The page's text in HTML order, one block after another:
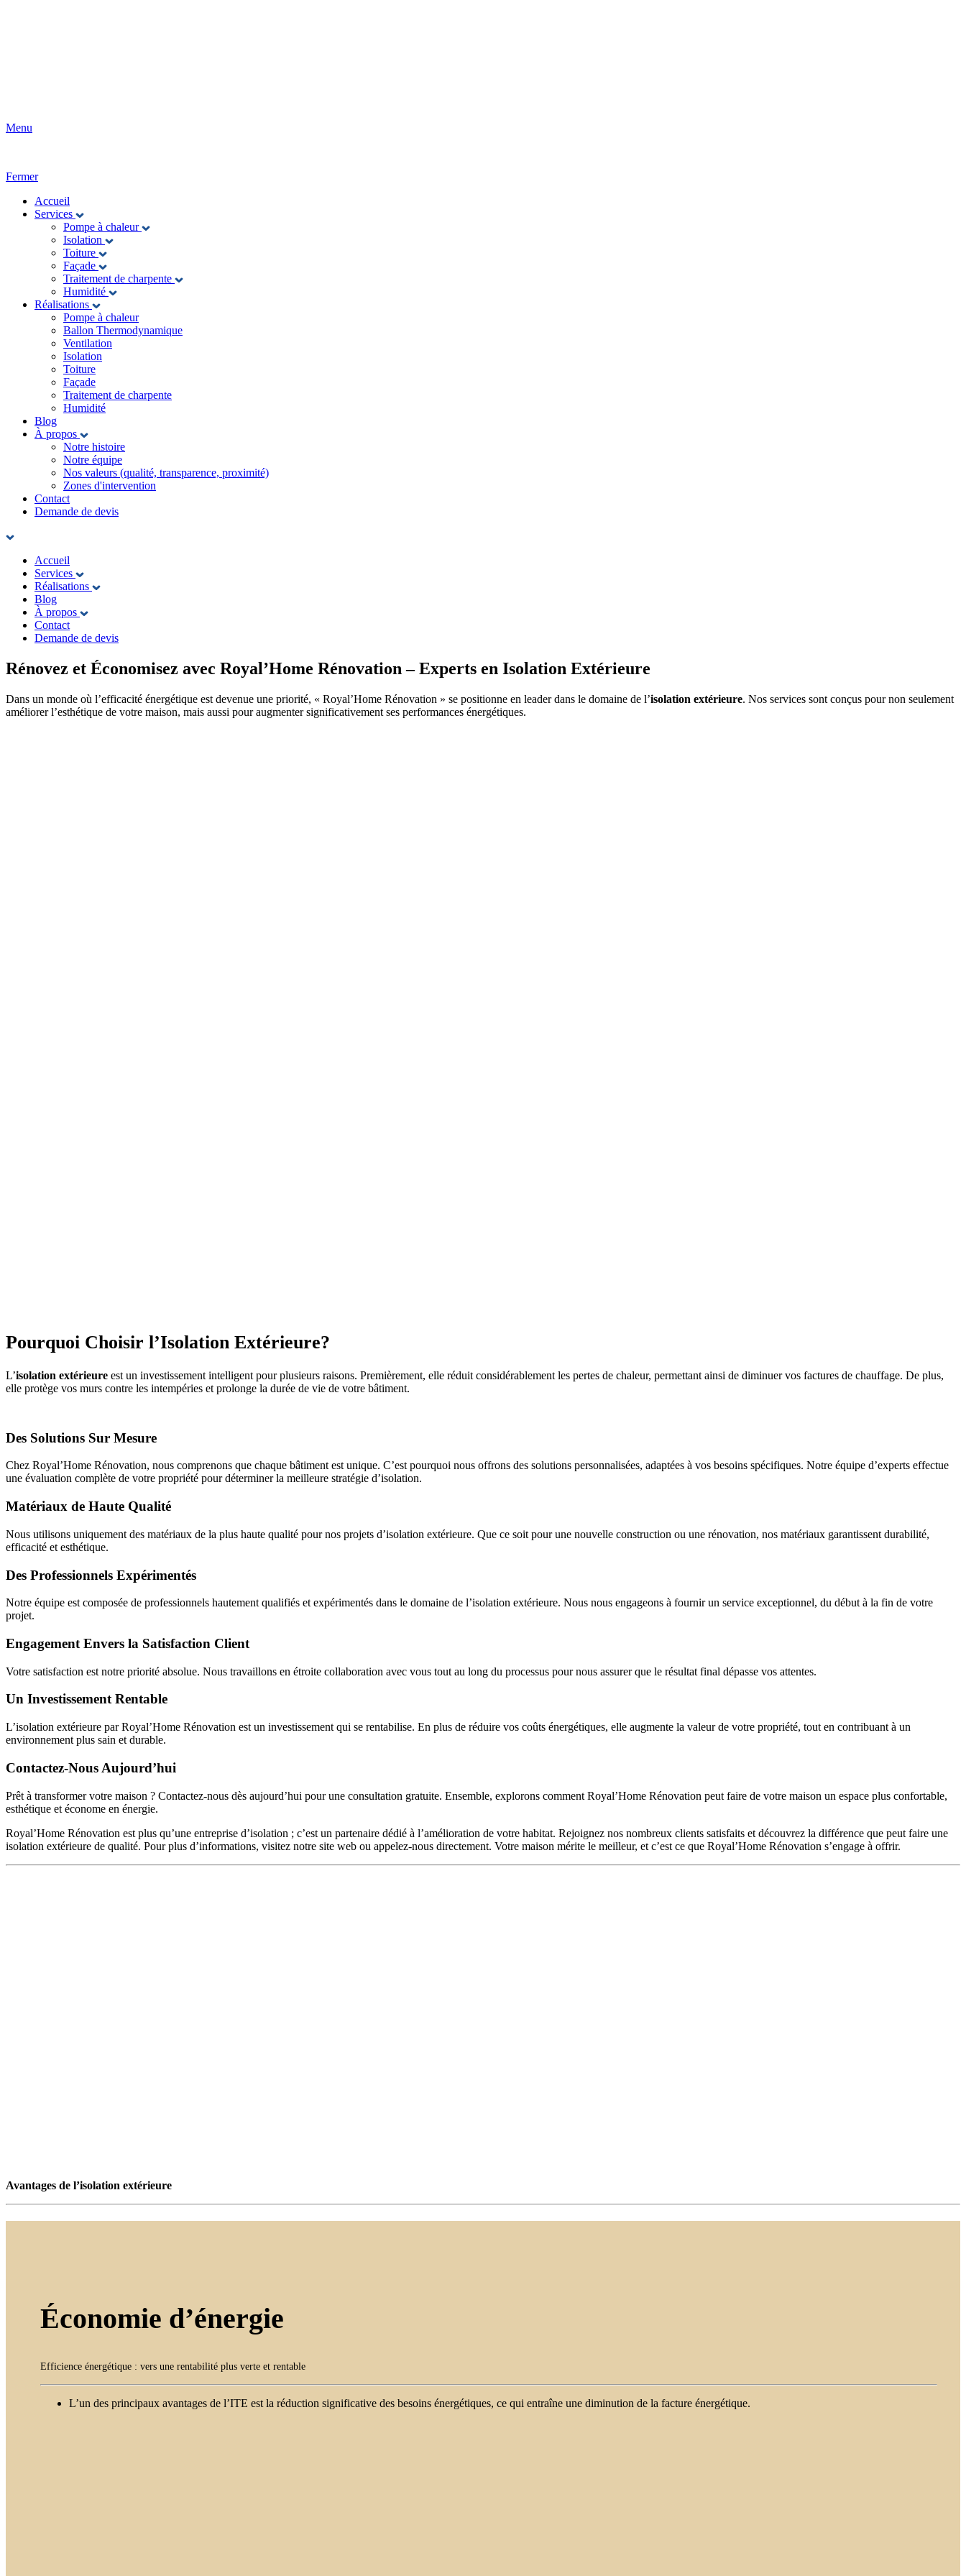
Menu
Fermer
Accueil
Services
Pompe à chaleur
Isolation
Toiture
Façade
Traitement de charpente
Humidité
Réalisations
Pompe à chaleur
Ballon Thermodynamique
Ventilation
Isolation
Toiture
Façade
Traitement de charpente
Humidité
Blog
À propos
Notre histoire
Notre équipe
Nos valeurs (qualité, transparence, proximité)
Zones d'intervention
Contact
Demande de devis
Accueil
Services
Réalisations
Blog
À propos
Contact
Demande de devis
Rénovez et Économisez avec Royal’Home Rénovation – Experts en Isolation Extérieure
Dans un monde où l’efficacité énergétique est devenue une priorité, « Royal’Home Rénovation » se positionne en leader dans le domaine de l’isolation extérieure. Nos services sont conçus pour non seulement
améliorer l’esthétique de votre maison, mais aussi pour augmenter significativement ses performances énergétiques.
Pourquoi Choisir l’Isolation Extérieure?
L’isolation extérieure est un investissement intelligent pour plusieurs raisons. Premièrement, elle réduit considérablement les pertes de chaleur, permettant ainsi de diminuer vos factures de chauffage. De plus,
elle protège vos murs contre les intempéries et prolonge la durée de vie de votre bâtiment.
Des Solutions Sur Mesure
Chez Royal’Home Rénovation, nous comprenons que chaque bâtiment est unique. C’est pourquoi nous offrons des solutions personnalisées, adaptées à vos besoins spécifiques. Notre équipe d’experts effectue
une évaluation complète de votre propriété pour déterminer la meilleure stratégie d’isolation.
Matériaux de Haute Qualité
Nous utilisons uniquement des matériaux de la plus haute qualité pour nos projets d’isolation extérieure. Que ce soit pour une nouvelle construction ou une rénovation, nos matériaux garantissent durabilité,
efficacité et esthétique.
Des Professionnels Expérimentés
Notre équipe est composée de professionnels hautement qualifiés et expérimentés dans le domaine de l’isolation extérieure. Nous nous engageons à fournir un service exceptionnel, du début à la fin de votre
projet.
Engagement Envers la Satisfaction Client
Votre satisfaction est notre priorité absolue. Nous travaillons en étroite collaboration avec vous tout au long du processus pour nous assurer que le résultat final dépasse vos attentes.
Un Investissement Rentable
L’isolation extérieure par Royal’Home Rénovation est un investissement qui se rentabilise. En plus de réduire vos coûts énergétiques, elle augmente la valeur de votre propriété, tout en contribuant à un
environnement plus sain et durable.
Contactez-Nous Aujourd’hui
Prêt à transformer votre maison ? Contactez-nous dès aujourd’hui pour une consultation gratuite. Ensemble, explorons comment Royal’Home Rénovation peut faire de votre maison un espace plus confortable,
esthétique et économe en énergie.
Royal’Home Rénovation est plus qu’une entreprise d’isolation ; c’est un partenaire dédié à l’amélioration de votre habitat. Rejoignez nos nombreux clients satisfaits et découvrez la différence que peut faire une
isolation extérieure de qualité. Pour plus d’informations, visitez notre site web ou appelez-nous directement. Votre maison mérite le meilleur, et c’est ce que Royal’Home Rénovation s’engage à offrir.
Avantages de l’isolation extérieure
Économie d’énergie
Efficience énergétique : vers une rentabilité plus verte et rentable
L’un des principaux avantages de l’ITE est la réduction significative des besoins énergétiques, ce qui entraîne une diminution de la facture énergétique.